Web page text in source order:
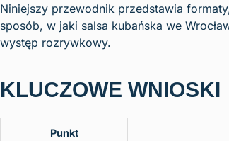
Niniejszy przewodnik przedstawia
sposób, w jaki salsa kubańska we
występ rozrywkowy.
KLUCZOWE WNIOSKI
Punkt